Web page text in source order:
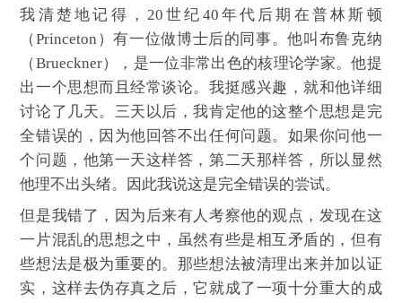
我清楚地记得，20世纪40年代后期在普林斯顿
（Princeton）有一位做博士后的同事。他叫布鲁克纳
（Brueckner），是一位非常出色的核理论学家。他提
出一个思想而且经常谈论。我挺感兴趣，就和他详细
讨论了几天。三天以后，我肯定他的这整个思想是完
全错误的，因为他回答不出任何问题。如果你问他一
个问题，他第一天这样答，第二天那样答，所以显然
他理不出头绪。因此我说这是完全错误的尝试。
但是我错了，因为后来有人考察他的观点，发现在这
一片混乱的思想之中，虽然有些是相互矛盾的，但有
些想法是极为重要的。那些想法被清理出来并加以证
实，这样去伪存真之后，它就成了一项十分重大的成